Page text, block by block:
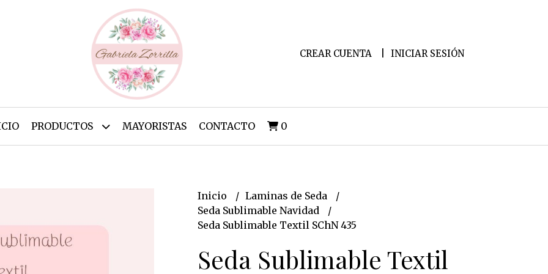
CREAR CUENTA INICIAR SESIÓN
PRODUCTOS MAYORISTAS CONTACTO 0
Inicio
Laminas de Seda
Seda Sublimable Navidad
Seda Sublimable Textil SChN 435
Seda Sublimable Textil